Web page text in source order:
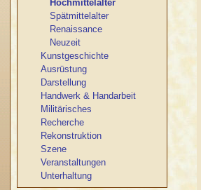
Hochmittelalter
Spätmittelalter
Renaissance
Neuzeit
Kunstgeschichte
Ausrüstung
Darstellung
Handwerk & Handarbeit
Militärisches
Recherche
Rekonstruktion
Szene
Veranstaltungen
Unterhaltung